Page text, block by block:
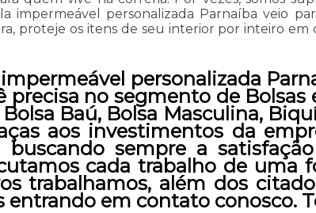
impermeável personalizada Parnaíba veio
proteje os itens de seu interior por inteiro
personalizada
precisa no segmento de Bolsas
Baú, Bolsa Masculina,
aos investimentos da
buscando sempre a
cada trabalho de uma
trabalhamos, além dos
entrando em contato conosco.